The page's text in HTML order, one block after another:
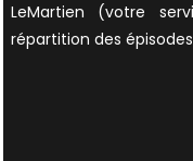
LeMartien (votre
répartition des